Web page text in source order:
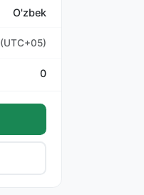
O'zbek
(UTC+05)
0